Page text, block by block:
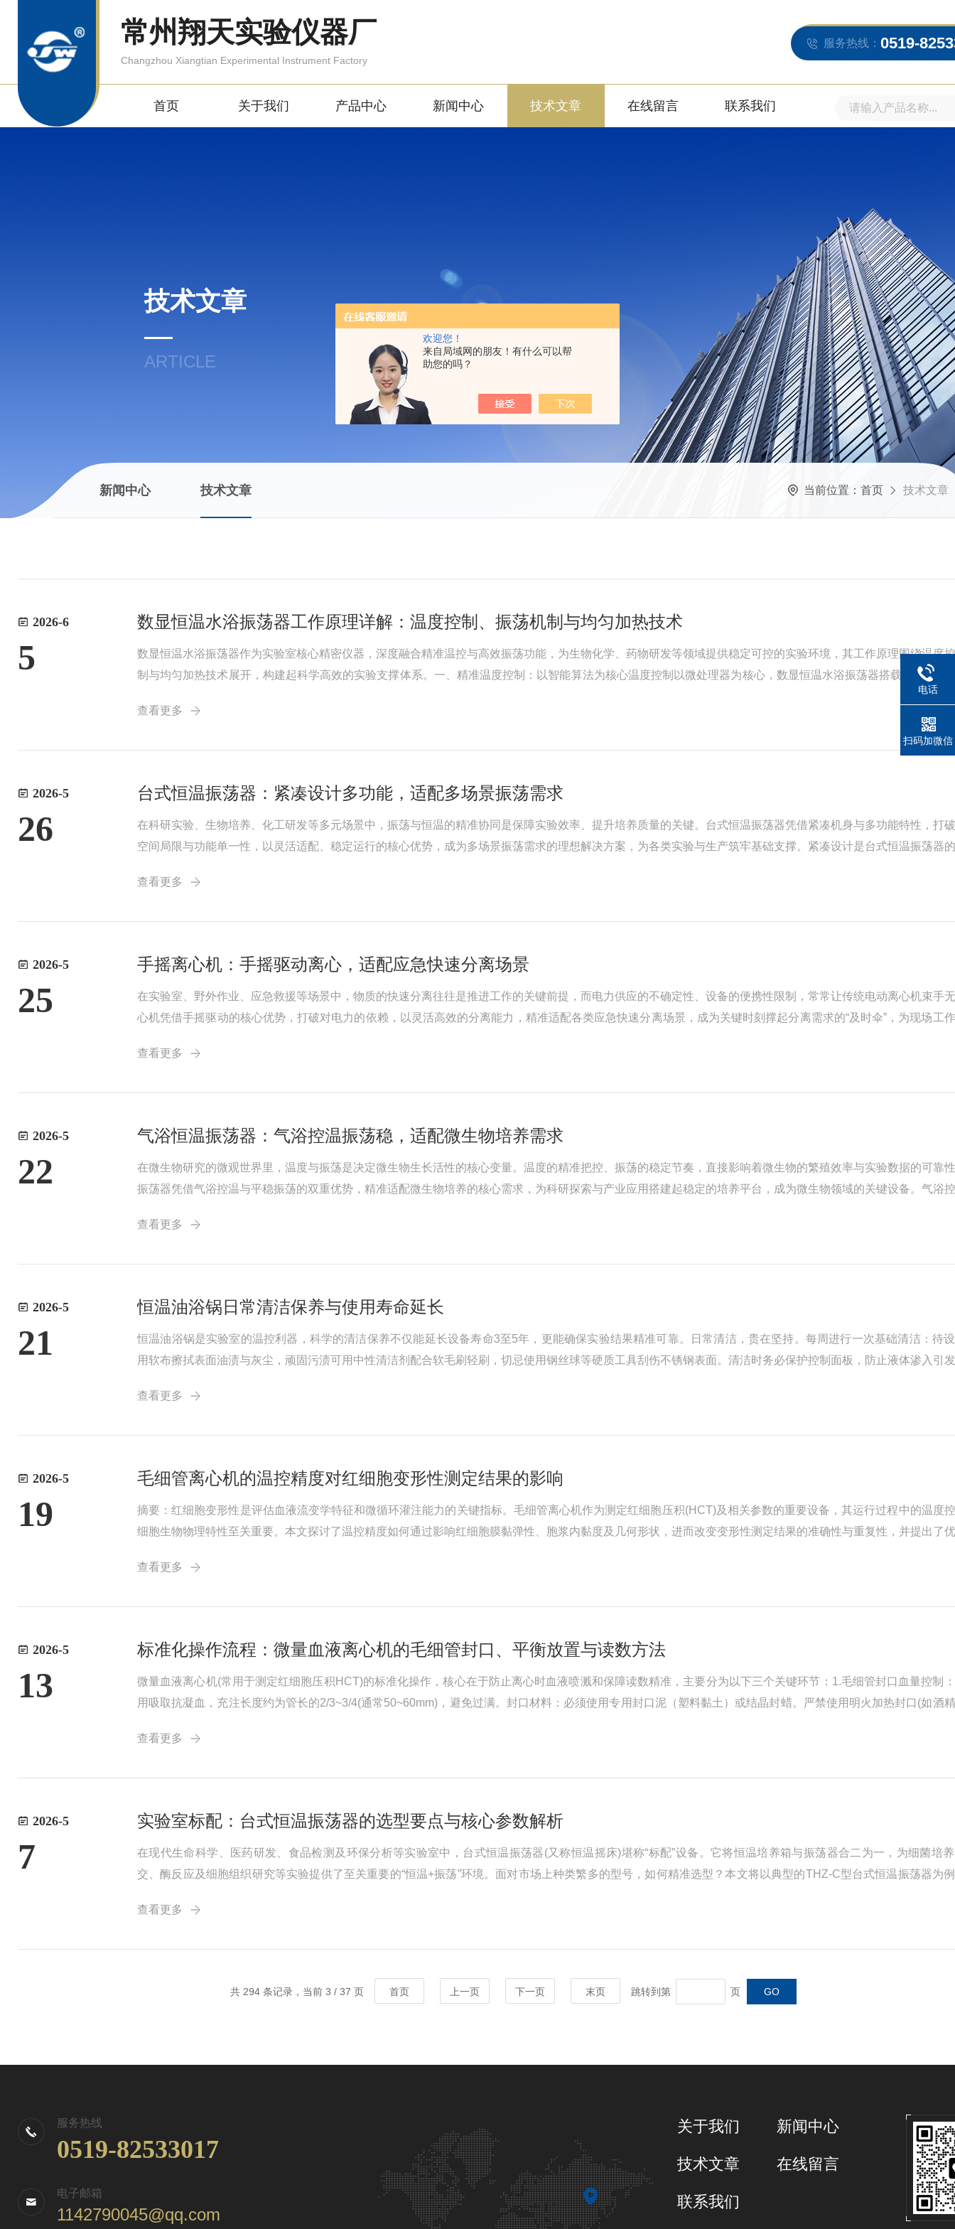
欢迎您！
来自局域网的朋友！有什么可以帮
助您的吗？
常州翔天实验仪器厂
Changzhou Xiangtian Experimental Instrument Factory
服务热线： 0519-
首页 关于我们 产品中心 新闻中心 技术文章 在线留言 联系我们
技术文章
ARTICLE
新闻中心 技术文章 当前位置： 首页 技术文章
2026-6
5
数显恒温水浴振荡器工作原理详解：温度控制、振荡机制与均匀加热技术
数显恒温水浴振荡器作为实验室核心精密仪器，深度融合精准温控与高效振荡功能，为生物化学、药物研发等领域提供稳定可控的实验环境，其工作原理围绕温度
制与均匀加热技术展开，构建起科学高效的实验支撑体系。一、精准温度控制：以智能算法为核心温度控制以微处理器为核心，数显恒温水浴振荡器搭载智能PID
配铂电阻温度传感器实时监测水浴温度。当温度偏离设定值时，系统通过算法动态调节加热元件功率：温度偏低时提升加热功率，接近设定值时通过积分项消除静
项抑制超调，将温...
查看更多
2026-5
26
台式恒温振荡器：紧凑设计多功能，适配多场景振荡需求
在科研实验、生物培养、化工研发等多元场景中，振荡与恒温的精准协同是保障实验效率、提升培养质量的关键。台式恒温振荡器凭借紧凑机身与多功能特性，打
空间局限与功能单一性，以灵活适配、稳定运行的核心优势，成为多场景振荡需求的理想解决方案，为各类实验与生产筑牢基础支撑。紧凑设计是台式恒温振荡器
松放置于实验台、操...
查看更多
2026-5
25
手摇离心机：手摇驱动离心，适配应急快速分离场景
在实验室、野外作业、应急救援等场景中，物质的快速分离往往是推进工作的关键前提，而电力供应的不确定性、设备的便携性限制，常常让传统电动离心机束手
心机凭借手摇驱动的核心优势，打破对电力的依赖，以灵活高效的分离能力，精准适配各类应急快速分离场景，成为关键时刻撑起分离需求的“及时伞”，为现场工
实验室缺乏稳定电...
查看更多
2026-5
22
气浴恒温振荡器：气浴控温振荡稳，适配微生物培养需求
在微生物研究的微观世界里，温度与振荡是决定微生物生长活性的核心变量。温度的精准把控、振荡的稳定节奏，直接影响着微生物的繁殖效率与实验数据的可靠
振荡器凭借气浴控温与平稳振荡的双重优势，精准适配微生物培养的核心需求，为科研探索与产业应用搭建起稳定的培养平台，成为微生物领域的关键设备。气浴
足微生物培养的严苛...
查看更多
2026-5
21
恒温油浴锅日常清洁保养与使用寿命延长
恒温油浴锅是实验室的温控利器，科学的清洁保养不仅能延长设备寿命3至5年，更能确保实验结果精准可靠。日常清洁，贵在坚持。每周进行一次基础清洁：待
用软布擦拭表面油渍与灰尘，顽固污渍可用中性清洁剂配合软毛刷轻刷，切忌使用钢丝球等硬质工具刮伤不锈钢表面。清洁时务必保护控制面板，防止液体渗入引
围的油垢，清洗后晾...
查看更多
2026-5
19
毛细管离心机的温控精度对红细胞变形性测定结果的影响
摘要：​红细胞变形性是评估血液流变学特征和微循环灌注能力的关键指标。毛细管离心机作为测定红细胞压积(HCT)及相关参数的重要设备，其运行过程中的温度
细胞生物物理特性至关重要。本文探讨了温控精度如何通过影响红细胞膜黏弹性、胞浆内黏度及几何形状，进而改变变形性测定结果的准确性与重复性，并提出了
查看更多
2026-5
13
标准化操作流程：微量血液离心机的毛细管封口、平衡放置与读数方法
微量血液离心机(常用于测定红细胞压积HCT)的标准化操作，核心在于防止离心时血液喷溅和保障读数精准，主要分为以下三个关键环节：1.毛细管封口血量控制
用吸取抗凝血，充注长度约为管长的2/3~3/4(通常50~60mm)，避免过满。封口材料：必须使用专用封口泥（塑料黏土）或结晶封蜡。严禁使用明火加热封口(如酒
查看更多
2026-5
7
实验室标配：台式恒温振荡器的选型要点与核心参数解析
在现代生命科学、医药研发、食品检测及环保分析等实验室中，台式恒温振荡器(又称恒温摇床)堪称“标配”设备。它将恒温培养箱与振荡器合二为一，为细菌培
交、酶反应及细胞组织研究等实验提供了至关重要的“恒温+振荡”环境。面对市场上种类繁多的型号，如何精准选型？本文将以典型的THZ-C型台式恒温振荡器为
质，就是根...
查看更多
共 294 条记录，当前 3 / 37 页 首页 上一页 下一页 末页 跳转到第 页
服务热线
0519-82533017
电子邮箱
1142790045@qq.com
关于我们 新闻中心
技术文章 在线留言
联系我们
电话
扫码加微信